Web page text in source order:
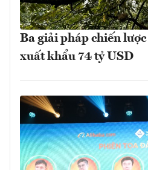
Ba giải pháp chiến
xuất khẩu 74 tỷ USD